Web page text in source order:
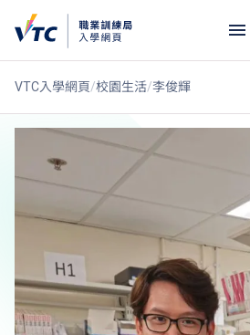
VTC入學網頁 校園生活 李俊輝